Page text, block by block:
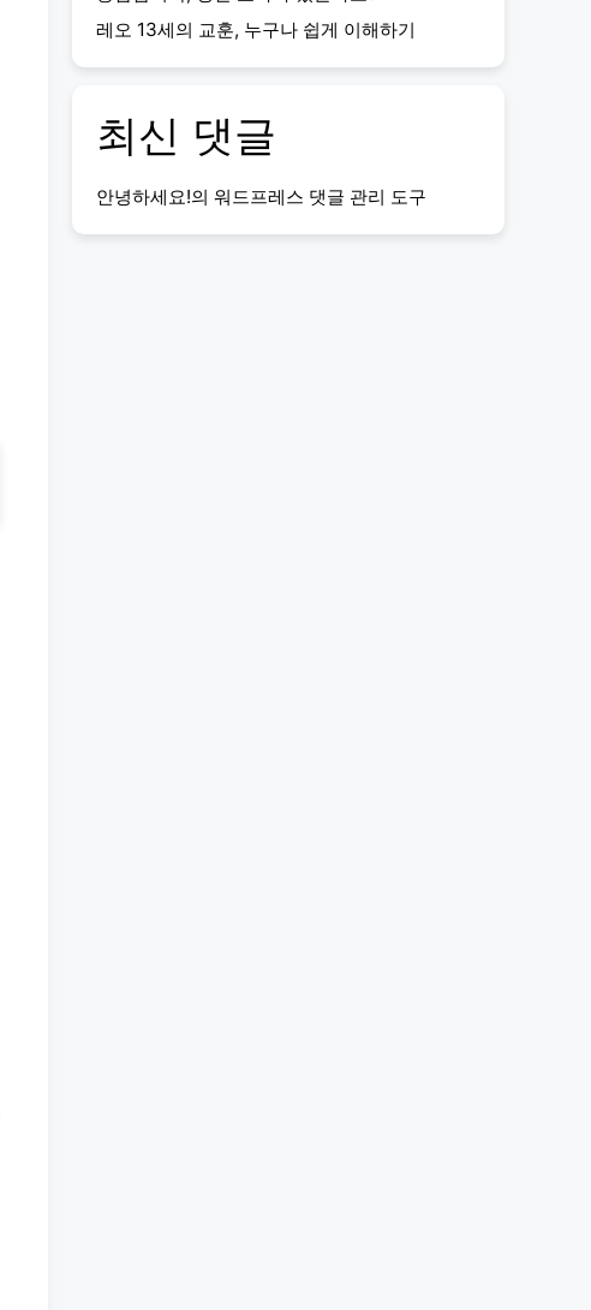
레오 13세의 교훈, 누구나 쉽게 이해하기
최신 댓글
안녕하세요!의 워드프레스 댓글 관리 도구